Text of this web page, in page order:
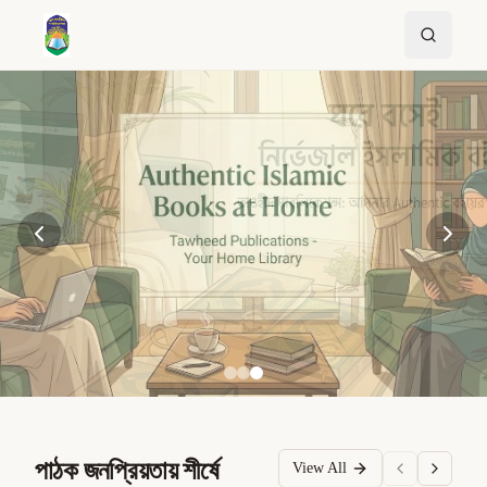
পাঠক জনপ্রিয়তায় শীর্ষে View All